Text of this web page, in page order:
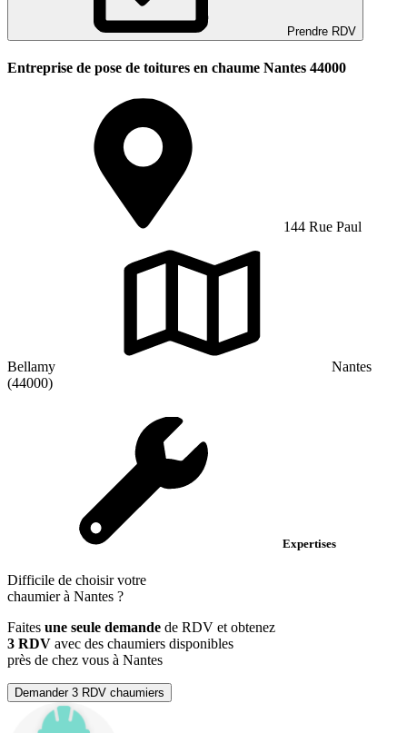
Prendre RDV
Entreprise de pose de toitures en chaume Nantes 44000
144 Rue Paul
Bellamy
Nantes
(44000)
Expertises
Difficile de choisir votre
chaumier à Nantes ?
Faites une seule demande de RDV et obtenez
3 RDV avec des chaumiers disponibles
près de chez vous à Nantes
Demander 3 RDV chaumiers